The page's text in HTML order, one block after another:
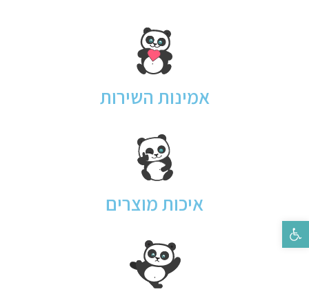
פתח סרגל נגישות
אמינות השירות
איכות מוצרים